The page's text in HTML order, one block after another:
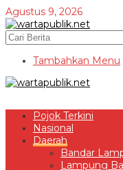
Lewati
ke
konten
Agustus 9, 2026
Tambahkan Menu
Pojok Terkini
Nasional
Daerah
Bandar
Lampung